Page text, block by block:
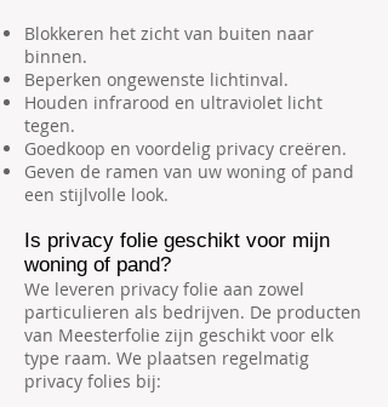
Blokkeren het zicht van buiten naar
binnen.
Beperken ongewenste lichtinval.
Houden infrarood en ultraviolet licht
tegen.
Goedkoop en voordelig privacy creëren.
Geven de ramen van uw woning of pand
een stijlvolle look.
Is privacy folie geschikt voor mijn
woning of pand?
We leveren privacy folie aan zowel
particulieren als bedrijven. De producten
van Meesterfolie zijn geschikt voor elk
type raam. We plaatsen regelmatig
privacy folies bij: